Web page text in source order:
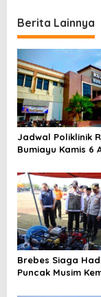
i
o
n
Berita Lainnya
Jadwal Poliklinik
Bumiayu Kamis 6
Dokter Sebelum
Brebes Siaga
Puncak Musim